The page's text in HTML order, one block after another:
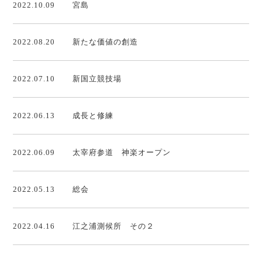
2022.10.09 宮島
2022.08.20 新たな価値の創造
2022.07.10 新国立競技場
2022.06.13 成長と修練
2022.06.09 太宰府参道 神楽オープン
2022.05.13 総会
2022.04.16 江之浦測候所 その２